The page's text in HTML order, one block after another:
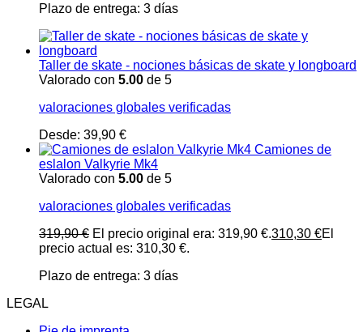
Plazo de entrega: 3 días
Taller de skate - nociones básicas de skate y longboard
Valorado con 5.00 de 5
valoraciones globales verificadas
Desde: 39,90 €
Camiones de
eslalon Valkyrie Mk4
Valorado con 5.00 de 5
valoraciones globales verificadas
319,90€ El precio original era: 319,90 €.310,30 €El
precio actual es: 310,30 €.
Plazo de entrega: 3 días
LEGAL